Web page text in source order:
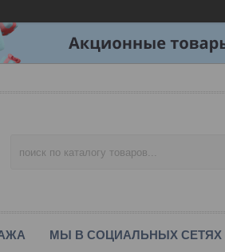
МЫ В СОЦИАЛЬНЫХ СЕТЯХ